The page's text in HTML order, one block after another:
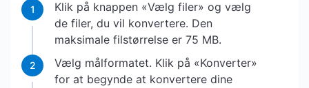
1
Klik på knappen «Vælg filer» og vælg
de filer, du vil konvertere. Den
maksimale filstørrelse er 75 MB.
2
Vælg målformatet. Klik på «Konverter»
for at begynde at konvertere dine